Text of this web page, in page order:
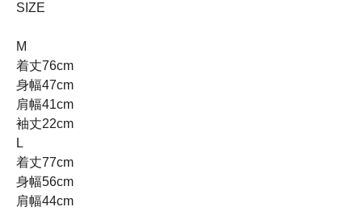
SIZE
M
着丈76cm
身幅47cm
肩幅41cm
袖丈22cm
L
着丈77cm
身幅56cm
肩幅44cm